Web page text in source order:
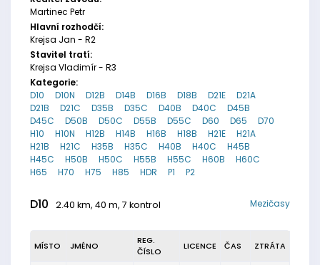
Martinec Petr
Hlavní rozhodčí:
Krejsa Jan - R2
Stavitel tratí:
Krejsa Vladimír - R3
Kategorie:
D10
D10N D12B D14B D16B D18B D21E
D21A
D21B
D21C D35B D35C D40B D40C
D45B
D45C
D50B D50C D55B D55C D60 D65
D70
H10
H10N H12B H14B H16B H18B H21E
H21A
H21B
H21C H35B H35C H40B H40C
H45B
H45C
H50B H50C H55B H55C H60B
H60C
H65
H70 H75 H85 HDR P1 P2
D10 2.40 km, 40 m, 7 kontrol Mezičasy
MÍSTO JMÉNO
REG.
ČÍSLO
LICENCE ČAS ZTRÁTA